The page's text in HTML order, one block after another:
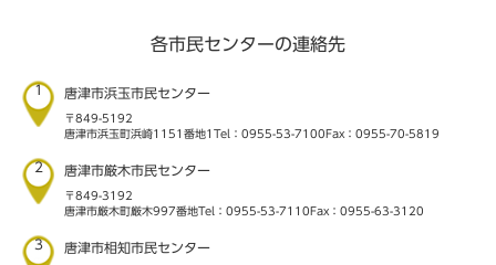
各市民センターの連絡先
1 唐津市浜玉市民センター
〒849-5192
唐津市浜玉町浜崎1151番地1 Tel：0955-53-7100 Fax：0955-70-5819
2 唐津市厳木市民センター
〒849-3192
唐津市厳木町厳木997番地Tel：0955-53-7110 Fax：0955-63-3120
3 唐津市相知市民センター